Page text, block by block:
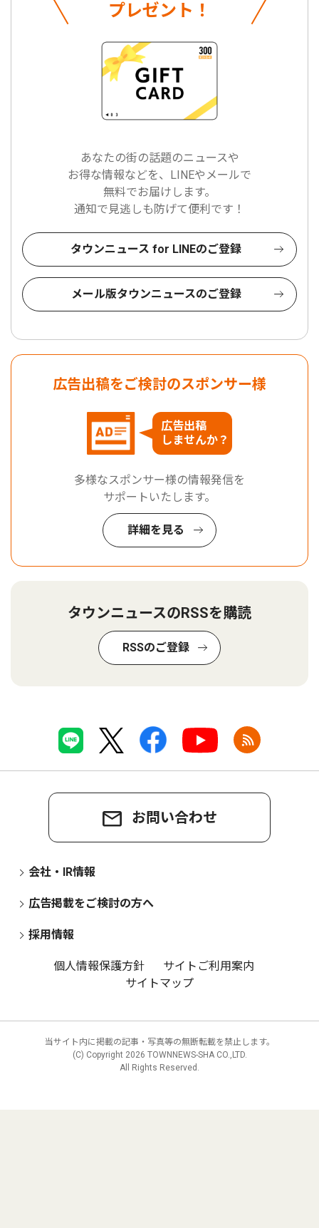
プレゼント！
あなたの街の話題のニュースや
お得な情報などを、LINEやメールで
無料でお届けします。
通知で見逃しも防げて便利です！
タウンニュース for LINEのご登録
メール版タウンニュースのご登録
広告出稿をご検討のスポンサー様
広告出稿
しませんか？
多様なスポンサー様の情報発信を
サポートいたします。
詳細を見る
タウンニュースのRSSを購読
RSSのご登録
お問い合わせ
会社・IR情報
広告掲載をご検討の方へ
採用情報
個人情報保護方針
サイトご利用案内
サイトマップ
当サイト内に掲載の記事・写真等の無断転載を禁止します。
(C) Copyright 2026 TOWNNEWS-SHA CO.,LTD.
All Rights Reserved.